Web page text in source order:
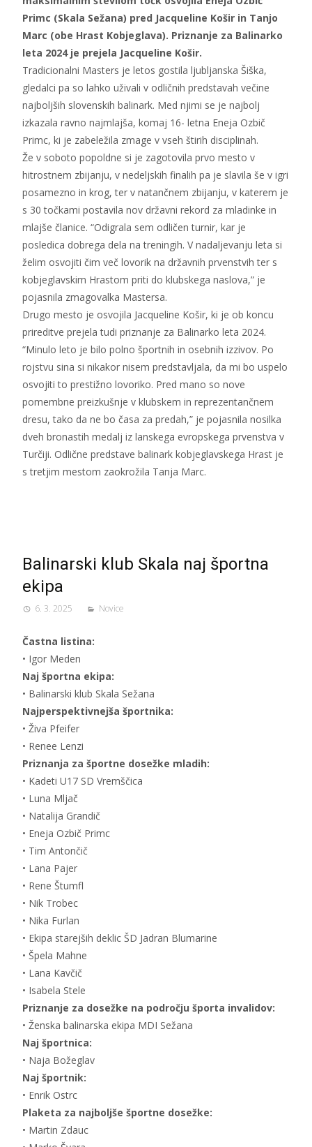
Primc (Skala Sežana) pred Jacqueline Košir in Tanjo
Marc (obe Hrast Kobjeglava). Priznanje za Balinarko
leta 2024 je prejela Jacqueline Košir.
Tradicionalni Masters je letos gostila ljubljanska Šiška,
gledalci pa so lahko uživali v odličnih predstavah večine
najboljših slovenskih balinark. Med njimi se je najbolj
izkazala ravno najmlajša, komaj 16- letna Eneja Ozbič
Primc, ki je zabeležila zmage v vseh štirih disciplinah.
Že v soboto popoldne si je zagotovila prvo mesto v
hitrostnem zbijanju, v nedeljskih finalih pa je slavila še v igri
posamezno in krog, ter v natančnem zbijanju, v katerem je
s 30 točkami postavila nov državni rekord za mladinke in
mlajše članice. “Odigrala sem odličen turnir, kar je
posledica dobrega dela na treningih. V nadaljevanju leta si
želim osvojiti čim več lovorik na državnih prvenstvih ter s
kobjeglavskim Hrastom priti do klubskega naslova,” je
pojasnila zmagovalka Mastersa.
Drugo mesto je osvojila Jacqueline Košir, ki je ob koncu
prireditve prejela tudi priznanje za Balinarko leta 2024.
“Minulo leto je bilo polno športnih in osebnih izzivov. Po
rojstvu sina si nikakor nisem predstavljala, da mi bo uspelo
osvojiti to prestižno lovoriko. Pred mano so nove
pomembne preizkušnje v klubskem in reprezentančnem
dresu, tako da ne bo časa za predah,” je pojasnila nosilka
dveh bronastih medalj iz lanskega evropskega prvenstva v
Turčiji. Odlične predstave balinark kobjeglavskega Hrast je
s tretjim mestom zaokrožila Tanja Marc.
Balinarski klub Skala naj športna
ekipa
6. 3. 2025 Novice
Častna listina:
• Igor Meden
Naj športna ekipa:
• Balinarski klub Skala Sežana
Najperspektivnejša športnika:
• Živa Pfeifer
• Renee Lenzi
Priznanja za športne dosežke mladih:
• Kadeti U17 SD Vremščica
• Luna Mljač
• Natalija Grandič
• Eneja Ozbič Primc
• Tim Antončič
• Lana Pajer
• Rene Štumfl
• Nik Trobec
• Nika Furlan
• Ekipa starejših deklic ŠD Jadran Blumarine
• Špela Mahne
• Lana Kavčič
• Isabela Stele
Priznanje za dosežke na področju športa invalidov:
• Ženska balinarska ekipa MDI Sežana
Naj športnica:
• Naja Božeglav
Naj športnik:
• Enrik Ostrc
Plaketa za najboljše športne dosežke:
• Martin Zdauc